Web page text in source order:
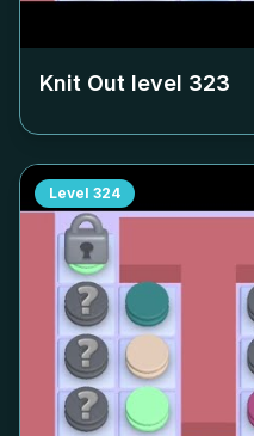
Knit Out level 323
Level 324